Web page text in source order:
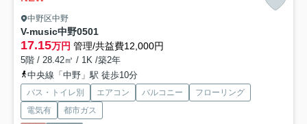
中野区中野
V-music中野0501
17.15万円 管理/共益費12,000円
5階 / 28.42㎡ / 1K /築2年
中央線「中野」駅 徒歩10分
バス・トイレ別 エアコン バルコニー
フローリング
電気有
都市ガス